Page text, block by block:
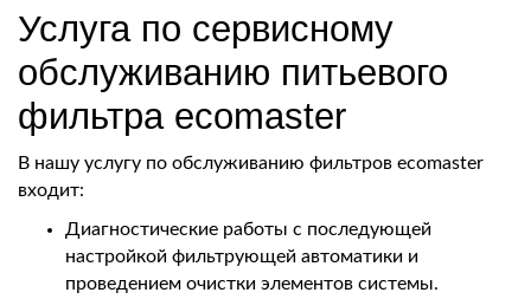
Услуга по сервисному
обслуживанию питьевого
фильтра ecomaster
В нашу услугу по обслуживанию фильтров ecomaster
входит:
Диагностические работы с последующей
настройкой фильтрующей автоматики и
проведением очистки элементов системы.